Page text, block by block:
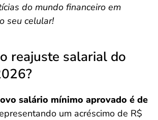
do mundo financeiro em
seu celular!
reajuste salarial do
salário mínimo aprovado é de
um acréscimo de R$